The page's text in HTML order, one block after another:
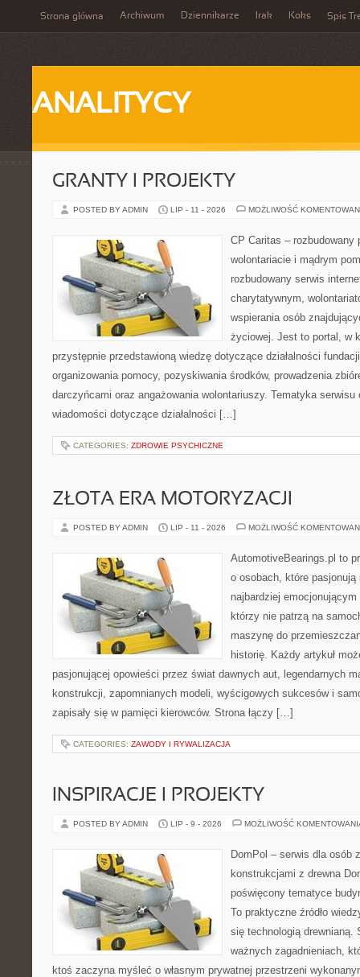
Strona główna Archiwum Dziennikarze Irak Koks Spis
ANALITYCY
GRANTY I PROJEKTY
POSTED BY ADMIN LIP - 11 - 2026 MOŻLIWOŚĆ
CP Caritas – rozbudowany
wolontariacie i mądrym
rozbudowany serwis
charytatywnym,
wspierania osób
życiowej. Jest to portal, w
przystępnie przedstawioną wiedzę dotyczące działalności
organizowania pomocy, pozyskiwania środków, prowadzenia
darczyńcami oraz angażowania wolontariuszy. Tematyka
wiadomości dotyczące działalności […]
CATEGORIES: ZDROWIE PSYCHICZNE
ZŁOTA ERA MOTORYZACJI
POSTED BY ADMIN LIP - 11 - 2026 MOŻLIWOŚĆ
AutomotiveBearings.pl to
o osobach, które
najbardziej
którzy nie patrzą na
maszynę do
historię. Każdy artykuł
pasjonującej opowieści przez świat dawnych aut, legendarnych
konstrukcji, zapomnianych modeli, wyścigowych sukcesów i
zapisały się w pamięci kierowców. Strona łączy […]
CATEGORIES: ZAWODY I RYWALIZACJA
INSPIRACJE I PROJEKTY
POSTED BY ADMIN LIP - 9 - 2026 MOŻLIWOŚĆ
DomPol – serwis dla osób
konstrukcjami z drewna
poświęcony tematyce
To praktyczne źródło
się technologią drewnianą.
ważnych zagadnieniach,
ktoś zaczyna myśleć o własnym prywatnej przestrzeni